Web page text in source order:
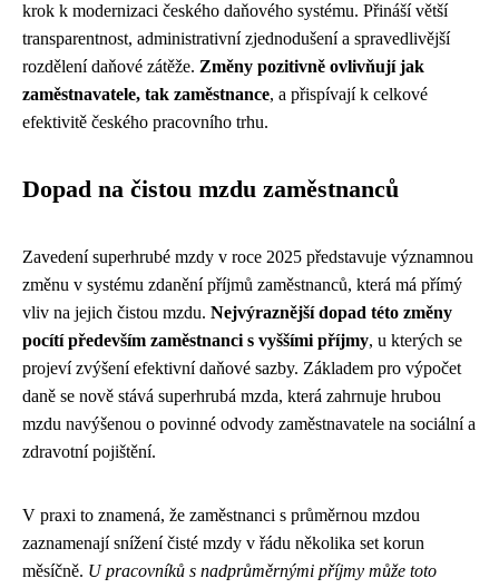
krok k modernizaci českého daňového systému. Přináší větší
transparentnost, administrativní zjednodušení a spravedlivější
rozdělení daňové zátěže. Změny pozitivně ovlivňují jak
zaměstnavatele, tak zaměstnance, a přispívají k celkové
efektivitě českého pracovního trhu.
Dopad na čistou mzdu zaměstnanců
Zavedení superhrubé mzdy v roce 2025 představuje významnou
změnu v systému zdanění příjmů zaměstnanců, která má přímý
vliv na jejich čistou mzdu. Nejvýraznější dopad této změny
pocítí především zaměstnanci s vyššími příjmy, u kterých se
projeví zvýšení efektivní daňové sazby. Základem pro výpočet
daně se nově stává superhrubá mzda, která zahrnuje hrubou
mzdu navýšenou o povinné odvody zaměstnavatele na sociální a
zdravotní pojištění.
V praxi to znamená, že zaměstnanci s průměrnou mzdou
zaznamenají snížení čisté mzdy v řádu několika set korun
měsíčně. U pracovníků s nadprůměrnými příjmy může toto